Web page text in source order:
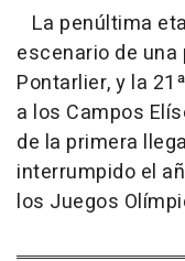
La penúltima
escenario de
Pontarlier, y la
a los Campos
de la primera
interrumpido el
los Juegos